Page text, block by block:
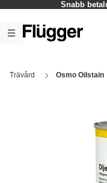
Snabb
Trävård Osmo Oilstain